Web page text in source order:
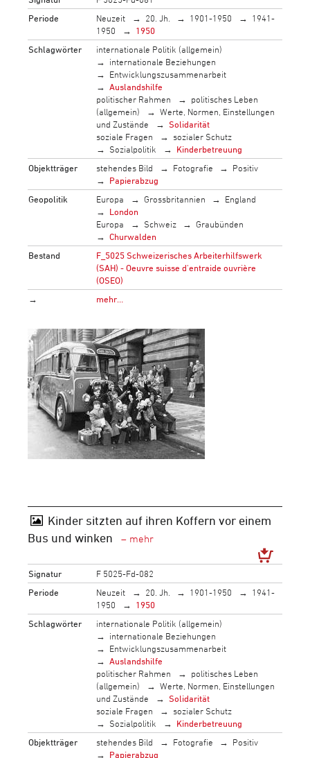
Periode
Neuzeit 20. Jh. 1901-1950
1941-
1950
1950
Schlagwörter
internationale Politik (allgemein)
internationale Beziehungen
Entwicklungszusammenarbeit
Auslandshilfe
politischer Rahmen
politisches Leben
(allgemein)
Werte, Normen, Einstellungen
und Zustände
Solidarität
soziale Fragen
sozialer Schutz
Sozialpolitik
Kinderbetreuung
Objektträger
stehendes Bild Fotografie
Positiv
Papierabzug
Geopolitik
Europa Grossbritannien
England
London
Europa
Schweiz
Graubünden
Churwalden
Bestand
F_5025 Schweizerisches Arbeiterhilfswerk
(SAH) - Oeuvre suisse d'entraide ouvrière
(OSEO)
→
mehr…
Kinder sitzten auf ihren Koffern vor einem
Bus und winken
Signatur
F 5025-Fd-082
Periode
Neuzeit 20. Jh. 1901-1950
1941-
1950
1950
Schlagwörter
internationale Politik (allgemein)
internationale Beziehungen
Entwicklungszusammenarbeit
Auslandshilfe
politischer Rahmen
politisches Leben
(allgemein)
Werte, Normen, Einstellungen
und Zustände
Solidarität
soziale Fragen
sozialer Schutz
Sozialpolitik
Kinderbetreuung
Objektträger
stehendes Bild Fotografie
Positiv
Papierabzug